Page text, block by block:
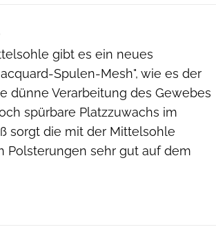
gibt es ein neues
Spulen-Mesh", wie es der
dünne Verarbeitung des Gewebes
spürbare Platzzuwachs im
sorgt die mit der Mittelsohle
Polsterungen sehr gut auf dem